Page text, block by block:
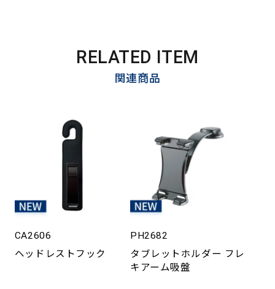
RELATED ITEM
関連商品
CA2606
ヘッドレストフック
PH2682
タブレットホルダー フレ
キアーム吸盤